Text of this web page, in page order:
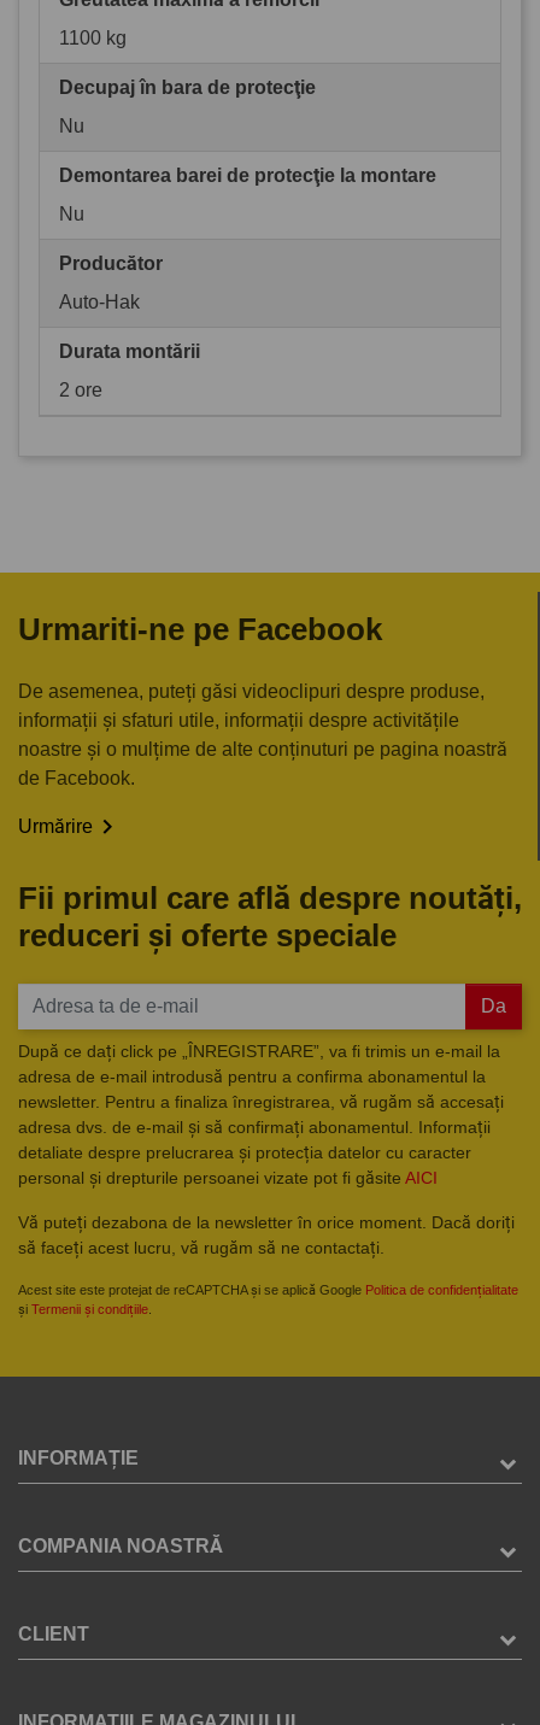
1100 kg
Decupaj în bara de protecţie
Nu
Demontarea barei de protecţie la montare
Nu
Producător
Auto-Hak
Durata montării
2 ore
Urmariti-ne pe Facebook
De asemenea, puteți găsi videoclipuri despre produse,
informații și sfaturi utile, informații despre activitățile
noastre și o mulțime de alte conținuturi pe pagina noastră
de Facebook.
Urmărire 
Fii primul care află despre noutăți,
reduceri și oferte speciale
Da
După ce dați click pe „ÎNREGISTRARE”, va fi trimis un e-mail la
adresa de e-mail introdusă pentru a confirma abonamentul la
newsletter. Pentru a finaliza înregistrarea, vă rugăm să accesați
adresa dvs. de e-mail și să confirmați abonamentul. Informații
detaliate despre prelucrarea și protecția datelor cu caracter
personal și drepturile persoanei vizate pot fi găsite AICI
Vă puteți dezabona de la newsletter în orice moment. Dacă doriți
să faceți acest lucru, vă rugăm să ne contactați.
Acest site este protejat de reCAPTCHA și se aplică Google Politica de confidențialitate
și Termenii și condițiile
INFORMAȚIE
COMPANIA NOASTRĂ
CLIENT